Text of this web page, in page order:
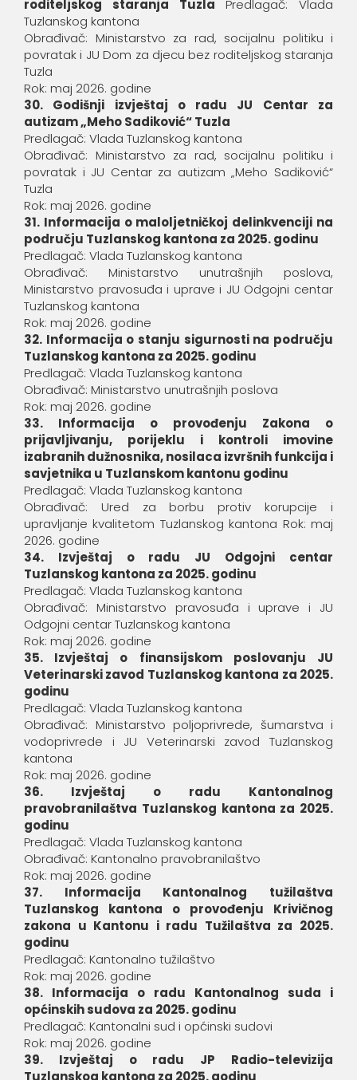
roditeljskog staranja Tuzla Predlagač: Vlada
Tuzlanskog kantona
Obrađivač: Ministarstvo za rad, socijalnu politiku i
povratak i JU Dom za djecu bez roditeljskog staranja
Tuzla
Rok: maj 2026. godine
30. Godišnji izvještaj o radu JU Centar za
autizam „Meho Sadiković“ Tuzla
Predlagač: Vlada Tuzlanskog kantona
Obrađivač: Ministarstvo za rad, socijalnu politiku i
povratak i JU Centar za autizam „Meho Sadiković“
Tuzla
Rok: maj 2026. godine
31. Informacija o maloljetničkoj delinkvenciji na
području Tuzlanskog kantona za 2025. godinu
Predlagač: Vlada Tuzlanskog kantona
Obrađivač: Ministarstvo unutrašnjih poslova,
Ministarstvo pravosuđa i uprave i JU Odgojni centar
Tuzlanskog kantona
Rok: maj 2026. godine
32. Informacija o stanju sigurnosti na području
Tuzlanskog kantona za 2025. godinu
Predlagač: Vlada Tuzlanskog kantona
Obrađivač: Ministarstvo unutrašnjih poslova
Rok: maj 2026. godine
33. Informacija o provođenju Zakona o
prijavljivanju, porijeklu i kontroli imovine
izabranih dužnosnika, nosilaca izvršnih funkcija i
savjetnika u Tuzlanskom kantonu godinu
Predlagač: Vlada Tuzlanskog kantona
Obrađivač: Ured za borbu protiv korupcije i
upravljanje kvalitetom Tuzlanskog kantona Rok: maj
2026. godine
34. Izvještaj o radu JU Odgojni centar
Tuzlanskog kantona za 2025. godinu
Predlagač: Vlada Tuzlanskog kantona
Obrađivač: Ministarstvo pravosuđa i uprave i JU
Odgojni centar Tuzlanskog kantona
Rok: maj 2026. godine
35. Izvještaj o finansijskom poslovanju JU
Veterinarski zavod Tuzlanskog kantona za 2025.
godinu
Predlagač: Vlada Tuzlanskog kantona
Obrađivač: Ministarstvo poljoprivrede, šumarstva i
vodoprivrede i JU Veterinarski zavod Tuzlanskog
kantona
Rok: maj 2026. godine
36. Izvještaj o radu Kantonalnog
pravobranilaštva Tuzlanskog kantona za 2025.
godinu
Predlagač: Vlada Tuzlanskog kantona
Obrađivač: Kantonalno pravobranilaštvo
Rok: maj 2026. godine
37. Informacija Kantonalnog tužilaštva
Tuzlanskog kantona o provođenju Krivičnog
zakona u Kantonu i radu Tužilaštva za 2025.
godinu
Predlagač: Kantonalno tužilaštvo
Rok: maj 2026. godine
38. Informacija o radu Kantonalnog suda i
općinskih sudova za 2025. godinu
Predlagač: Kantonalni sud i općinski sudovi
Rok: maj 2026. godine
39. Izvještaj o radu JP Radio-televizija
Tuzlanskog kantona za 2025. godinu